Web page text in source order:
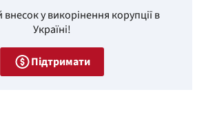
внесок у викорінення корупції в
Україні!
Підтримати